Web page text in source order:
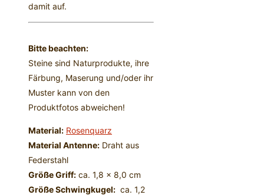
damit auf.
Bitte beachten:
Steine sind Naturprodukte, ihre
Färbung, Maserung und/oder ihr
Muster kann von den
Produktfotos abweichen!
Material: Rosenquarz
Material Antenne: Draht aus
Federstahl
Größe Griff: ca. 1,8 x 8,0 cm
Größe Schwingkugel: ca. 1,2